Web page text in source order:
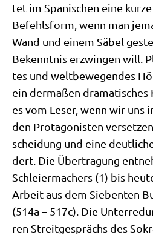
tet im Spa­ni­schen eine
Befehls­form, wenn man
Wand und einem Säbel
Bekennt­nis erzwin­gen will.
tes und welt­be­we­gen­des
ein der­ma­ßen dra­ma­ti­sches
es vom Leser, wenn wir
den Prot­ago­ni­sten
schei­dung und eine
dert. Die Über­tra­gung
Schlei­er­ma­chers (1) bis
Arbeit aus dem Sie­ben­ten
(514a – 517c). Die
ren Streit­ge­sprächs des